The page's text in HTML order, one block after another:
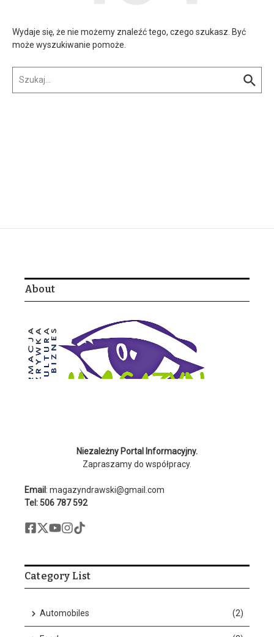
Wydaje się, że nie możemy znaleźć tego, czego szukasz. Być
może wyszukiwanie pomoże.
About
Niezależny Portal Informacyjny.
Zapraszamy do współpracy.
Email : magazyndrawski@gmail.com
Tel: 506 787 592
Category List
Automobiles (2)